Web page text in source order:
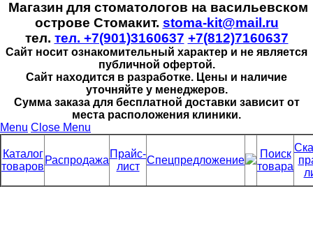
Магазин для стоматологов на васильевском
острове Стомакит. stoma-kit@mail.ru
тел. тел. +7(901)3160637 +7(812)7160637
Сайт носит ознакомительный характер и не является
публичной офертой.
Сайт находится в разработке. Цены и наличие
уточняйте у менеджеров.
Сумма заказа для бесплатной доставки зависит от
места расположения клиники.
Menu Close Menu
Каталог
товаров
Распродажа
Прайс-
лист
Спецпредложение
Поиск
товара